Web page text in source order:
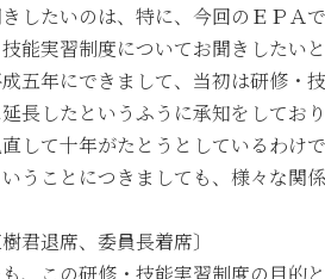
したいのは、特に、今回のＥＰＡ
能実習制度についてお聞きしたいと
五年にできまして、当初は研修・
長したというふうに承知をしてお
して十年がたとうとしているわけ
うことにつきましても、様々な関
君退席、委員長着席〕
、この研修・技能実習制度の目的